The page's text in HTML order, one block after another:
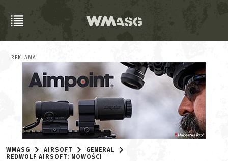
REKLAMA
WMASG AIRSOFT
GENERAL
REDWOLF AIRSOFT: NOWOŚCI